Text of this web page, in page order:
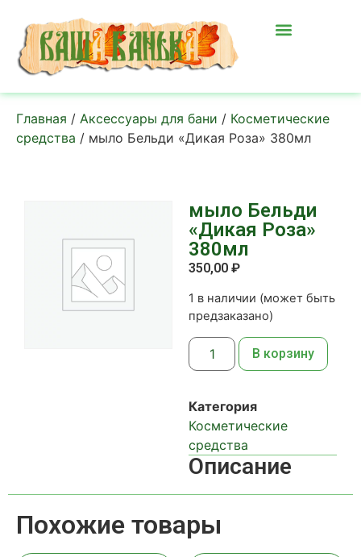
Главная / Аксессуары для бани / Косметические
средства / мыло Бельди «Дикая Роза» 380мл
мыло Бельди
«Дикая Роза»
380мл
350,00 ₽
1 в наличии (может быть
предзаказано)
В корзину
Категория
Косметические
средства
Описание
Похожие товары